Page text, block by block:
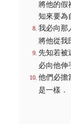
將他的假
知來要為
我必向那
將他從我
先知若被
必向他伸
他們必擔
是一樣．